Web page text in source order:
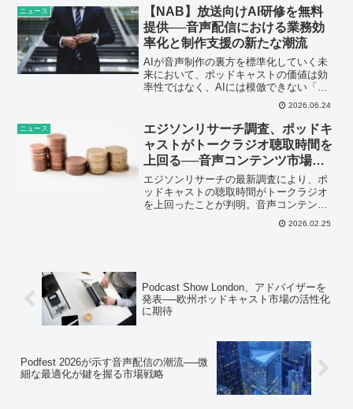
ニュース
【NAB】放送向けAI研修を無料
提供──音声配信における業務効
率化と制作支援の新たな潮流
AIが音声制作の裏方を標準化していく未
来において、ポッドキャストの価値は効
率性ではなく、AIには模倣できない「語
り手のノイズや体温」にこそ宿るように
2026.06.24
ニュース
エジソンリサーチ調査、ポッドキ
ャストがトークラジオ聴取時間を
上回る──音声コンテンツ市場に
転換点
エジソンリサーチの最新調査により、ポ
ッドキャストの聴取時間がトークラジオ
を上回ったことが判明。音声コンテンツ
市場の構造変化と今後のビジネス戦略へ
2026.02.25
Podcast Show London、アドバイザーを
発表──欧州ポッドキャスト市場の活性化
に期待
Podfest 2026が示す音声配信の潮流──微
細な最適化が鍵を握る市場戦略